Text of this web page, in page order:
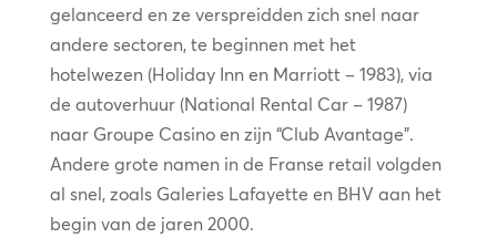
gelanceerd en ze verspreidden zich snel naar
andere sectoren, te beginnen met het
hotelwezen (Holiday Inn en Marriott – 1983), via
de autoverhuur (National Rental Car – 1987)
naar Groupe Casino en zijn “Club Avantage”.
Andere grote namen in de Franse retail volgden
al snel, zoals Galeries Lafayette en BHV aan het
begin van de jaren 2000.